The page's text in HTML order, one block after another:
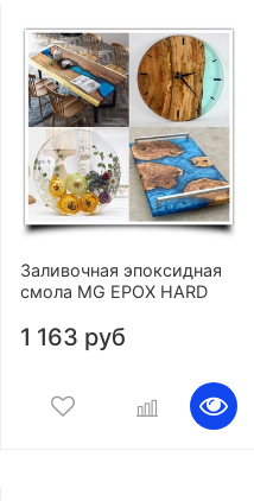
Заливочная эпоксидная
смола MG EPOX HARD
1 163 руб